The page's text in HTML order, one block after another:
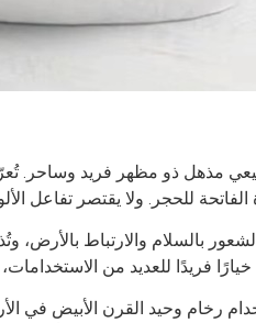
مذهل ذو مظهر فريد وساحر.
الفاتحة للحجر. ولا يقتصر
بالسلام والارتباط
فريدًا للعديد من
رخام وحيد القرن الأبيض في